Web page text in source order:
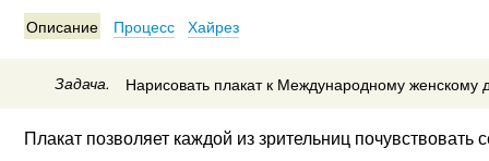
Описание Процесс Хайрез
Задача. Нарисовать плакат к Международному женскому
Плакат позволяет каждой из зрительниц